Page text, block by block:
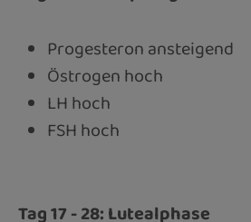
Progesteron ansteigend
Östrogen hoch
LH hoch
FSH hoch
Tag 17 - 28: Lutealphase